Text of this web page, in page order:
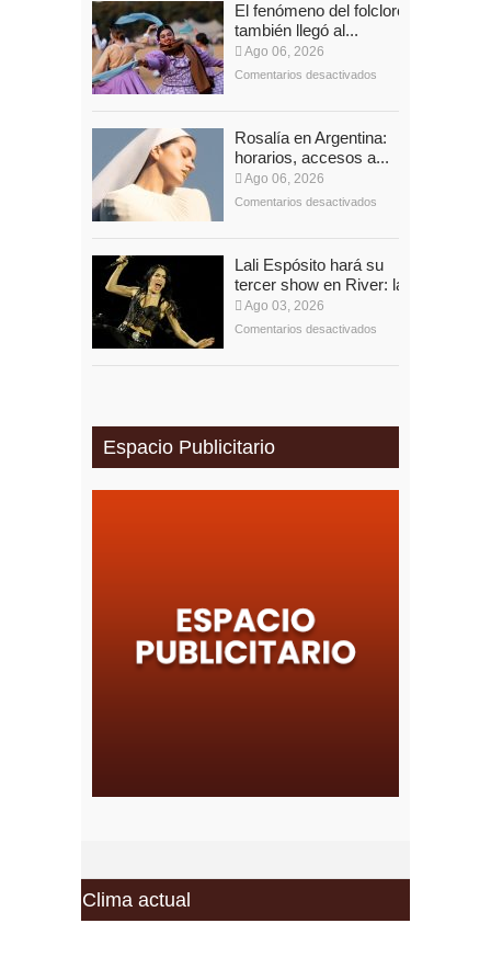
El fenómeno del folclore
también llegó al...
Ago 06, 2026
Comentarios desactivados
Rosalía en Argentina:
horarios, accesos a...
Ago 06, 2026
Comentarios desactivados
Lali Espósito hará su
tercer show en River: la...
Ago 03, 2026
Comentarios desactivados
Espacio Publicitario
Clima actual